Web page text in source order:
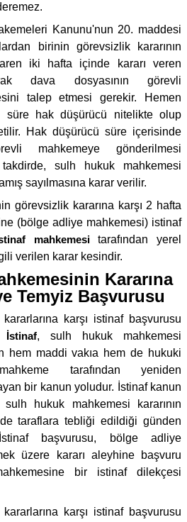
Kanunu'nun 20. maddesi
birinin görevsizlik kararının
iki hafta içinde kararı veren
dava dosyasının görevli
talep etmesi gerekir. Hemen
süre hak düşürücü nitelikte olup
Hak düşürücü süre içerisinde
mahkemeye gönderilmesi
takdirde, sulh hukuk mahkemesi
sayılmasına karar verilir.
görevsizlik kararına karşı 2 hafta
(bölge adliye mahkemesi) istinaf
mahkemesitarafından yerel
verilen karar kesindir.
Kararına
Temyiz Başvurusu
karşı istinaf başvurusu
İstinaf, sulh hukuk mahkemesi
hem maddi vakıa hem de hukuki
tarafından yeniden
bir kanun yoludur. İstinaf kanun
hukuk mahkemesi kararının
taraflara tebliği edildiği günden
başvurusu, bölge adliye
üzere kararı aleyhine başvuru
bir istinaf dilekçesi
karşı istinaf başvurusu